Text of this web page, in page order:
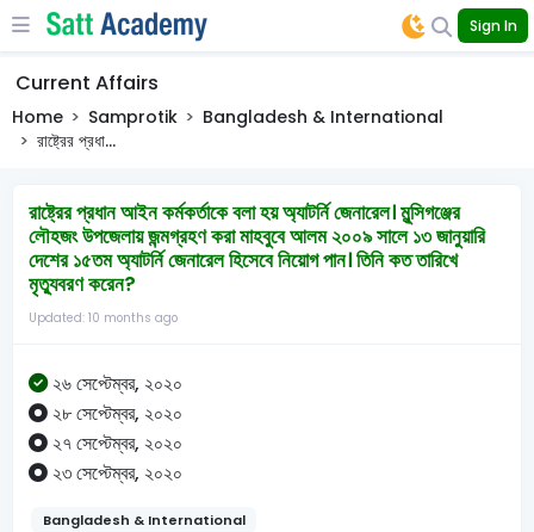
Sign In
Current Affairs
Home Samprotik
Bangladesh & International
রাষ্ট্রের প্রধা...
রাষ্ট্রের প্রধান আইন কর্মকর্তাকে বলা হয় অ্যাটর্নি জেনারেল। মুন্সিগঞ্জের
লৌহজং উপজেলায় জন্মগ্রহণ করা মাহবুবে আলম ২০০৯ সালে ১৩ জানুয়ারি
দেশের ১৫তম অ্যাটর্নি জেনারেল হিসেবে নিয়োগ পান। তিনি কত তারিখে
মৃত্যুবরণ করেন?
Updated: 10 months ago
২৬ সেপ্টেম্বর, ২০২০
২৮ সেপ্টেম্বর, ২০২০
২৭ সেপ্টেম্বর, ২০২০
২৩ সেপ্টেম্বর, ২০২০
Bangladesh & International